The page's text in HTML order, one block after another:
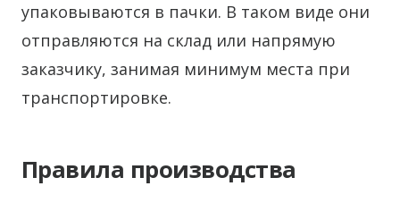
упаковываются в пачки. В таком виде они
отправляются на склад или напрямую
заказчику, занимая минимум места при
транспортировке.
Правила производства